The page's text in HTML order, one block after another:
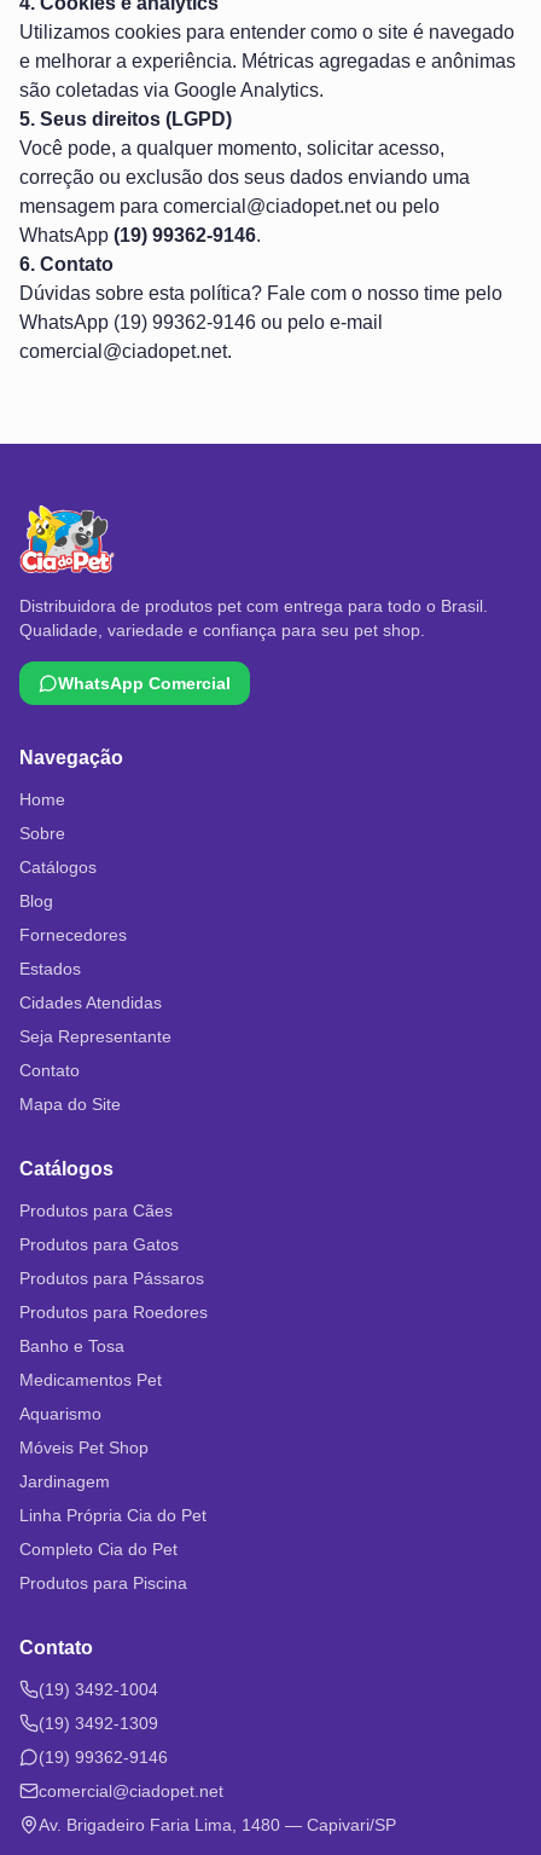
Utilizamos cookies para entender como o site é navegado
e melhorar a experiência. Métricas agregadas e anônimas
são coletadas via Google Analytics.
5. Seus direitos (LGPD)
Você pode, a qualquer momento, solicitar acesso,
correção ou exclusão dos seus dados enviando uma
mensagem para comercial@ciadopet.netou pelo
WhatsApp (19) 99362-9146.
6. Contato
Dúvidas sobre esta política? Fale com o nosso time pelo
WhatsApp (19) 99362-9146 ou pelo e-mail
comercial@ciadopet.net.
Distribuidora de produtos pet com entrega para todo o Brasil.
Qualidade, variedade e confiança para seu pet shop.
WhatsApp Comercial
Navegação
Home
Sobre
Catálogos
Blog
Fornecedores
Estados
Cidades Atendidas
Seja Representante
Contato
Mapa do Site
Catálogos
Produtos para Cães
Produtos para Gatos
Produtos para Pássaros
Produtos para Roedores
Banho e Tosa
Medicamentos Pet
Aquarismo
Móveis Pet Shop
Jardinagem
Linha Própria Cia do Pet
Completo Cia do Pet
Produtos para Piscina
Contato
(19) 3492-1004
(19) 3492-1309
(19) 99362-9146
comercial@ciadopet.net
Av. Brigadeiro Faria Lima, 1480 — Capivari/SP